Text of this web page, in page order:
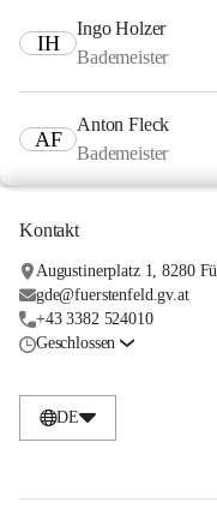
IH
Ingo Holzer
Bademeister
AF
Anton Fleck
Bademeister
Kontakt
Augustinerplatz 1, 8280
gde@fuerstenfeld.gv.at
+43 3382 524010
Geschlossen
DE